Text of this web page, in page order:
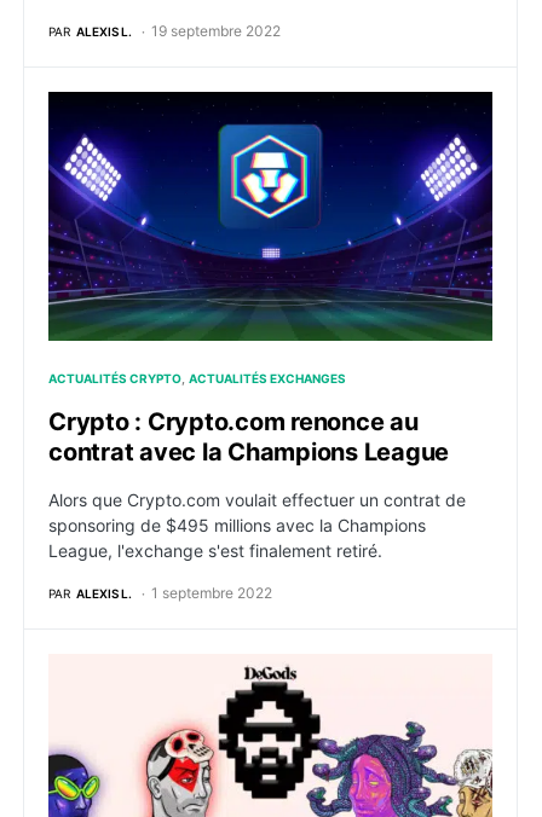
PAR ALEXIS L. 19 septembre 2022
Crypto : Crypto.com renonce au contrat avec la
ACTUALITÉS CRYPTO ACTUALITÉS EXCHANGES
Crypto : Crypto.com renonce au
contrat avec la Champions League
Alors que Crypto.com voulait effectuer un contrat de
sponsoring de $495 millions avec la Champions
League, l'exchange s'est finalement retiré.
PAR ALEXIS L. 1 septembre 2022
NFT : Solana menace Twitter qui rétablit les comptes